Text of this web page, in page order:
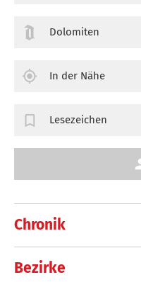
Chronik
Bezirke
Dolomiten
In der Nähe
Lesezeichen